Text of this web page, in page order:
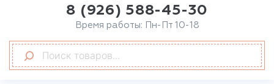
8 (926) 588-45-30
Время работы: Пн-Пт 10-18